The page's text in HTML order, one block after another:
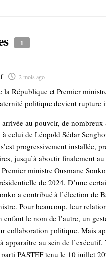
1
2 mois ago
la République et Premier
politique devient rupture
au pouvoir, de
à celui de Léopold Sédar
progressivement installée,
jusqu’à aboutir finalement
Premier ministre Ousmane
de 2024. D’une
a contribué à l’élection de
Pour beaucoup, leur
enfant le nom de l’autre, un
collaboration politique. Mais
apparaître au sein de
PASTEF tenu le 10 juillet